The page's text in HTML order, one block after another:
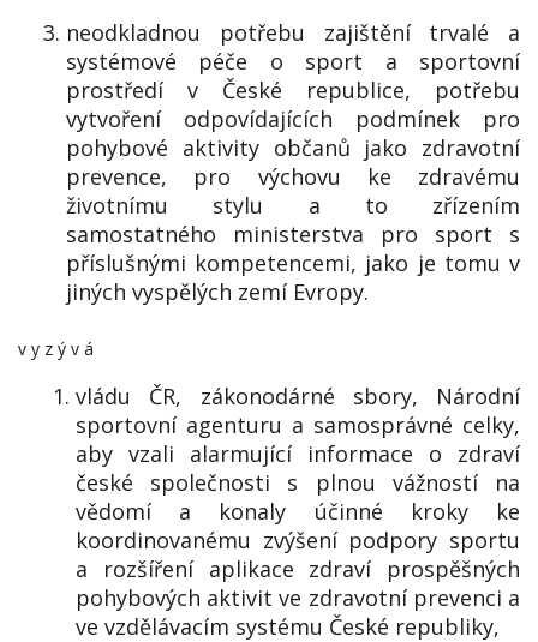
neodkladnou potřebu zajištění trvalé a
systémové péče o sport a sportovní
prostředí v České republice, potřebu
vytvoření odpovídajících podmínek pro
pohybové aktivity občanů jako zdravotní
prevence, pro výchovu ke zdravému
životnímu stylu a to zřízením
samostatného ministerstva pro sport s
příslušnými kompetencemi, jako je tomu v
jiných vyspělých zemí Evropy.
v y z ý v á
vládu ČR, zákonodárné sbory, Národní
sportovní agenturu a samosprávné celky,
aby vzali alarmující informace o zdraví
české společnosti s plnou vážností na
vědomí a konaly účinné kroky ke
koordinovanému zvýšení podpory sportu
a rozšíření aplikace zdraví prospěšných
pohybových aktivit ve zdravotní prevenci a
ve vzdělávacím systému České republiky,